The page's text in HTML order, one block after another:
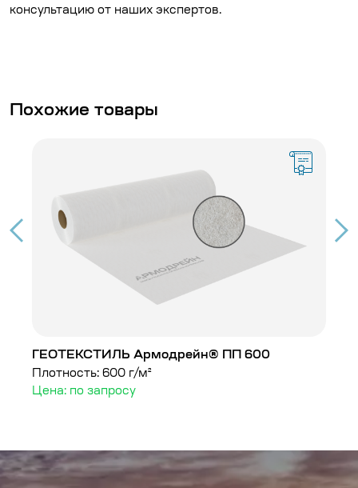
консультацию от наших экспертов.
Похожие товары
ГЕОТЕКСТИЛЬ Армодрейн® ПП 600
Плотность: 600 г/м²
Цена: по запросу